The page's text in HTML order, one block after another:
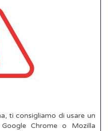
ti consigliamo di usare un
Chrome o Mozilla